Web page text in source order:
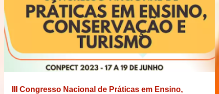
III Congresso Nacional de Práticas em Ensino,